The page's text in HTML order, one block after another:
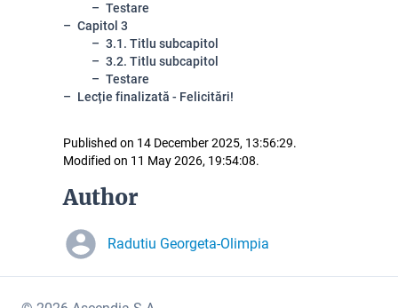
Testare
Capitol 3
3.1. Titlu subcapitol
3.2. Titlu subcapitol
Testare
Lecție finalizată - Felicitări!
Published on 14 December 2025, 13:56:29.
Modified on 11 May 2026, 19:54:08.
Author
Radutiu Georgeta-Olimpia